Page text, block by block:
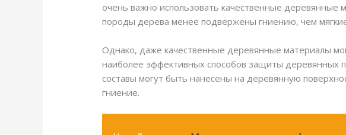
очень важно использовать качественные
породы дерева менее подвержены гниению, чем
Однако, даже качественные деревянные материалы
наиболее эффективных способов защиты деревянных
составы могут быть нанесены на деревянную
гниение.